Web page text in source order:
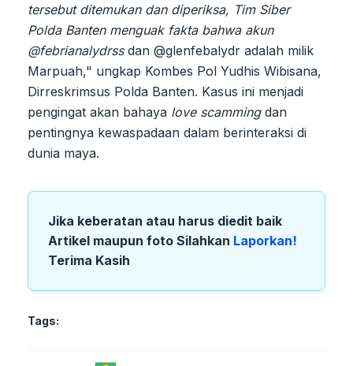
tersebut ditemukan dan diperiksa, Tim Siber
Polda Banten menguak fakta bahwa akun
@febrianalydrssdan @glenfebalydr adalah milik
Marpuah," ungkap Kombes Pol Yudhis Wibisana,
Dirreskrimsus Polda Banten. Kasus ini menjadi
pengingat akan bahaya love scammingdan
pentingnya kewaspadaan dalam berinteraksi di
dunia maya.
Jika keberatan atau harus diedit baik
Artikel maupun foto Silahkan Laporkan!
Terima Kasih
Tags: